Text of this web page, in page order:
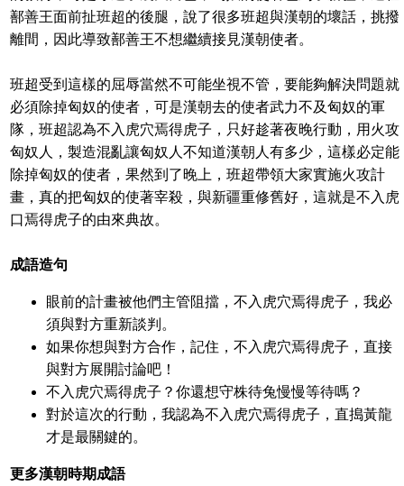
鄯善王面前扯班超的後腿，說了很多班超與漢朝的壞話，挑撥
離間，因此導致鄯善王不想繼續接見漢朝使者。
班超受到這樣的屈辱當然不可能坐視不管，要能夠解決問題就
必須除掉匈奴的使者，可是漢朝去的使者武力不及匈奴的軍
隊，班超認為不入虎穴焉得虎子，只好趁著夜晚行動，用火攻
匈奴人，製造混亂讓匈奴人不知道漢朝人有多少，這樣必定能
除掉匈奴的使者，果然到了晚上，班超帶領大家實施火攻計
畫，真的把匈奴的使著宰殺，與新疆重修舊好，這就是不入虎
口焉得虎子的由來典故。
成語造句
眼前的計畫被他們主管阻擋，不入虎穴焉得虎子，我必
須與對方重新談判。
如果你想與對方合作，記住，不入虎穴焉得虎子，直接
與對方展開討論吧！
不入虎穴焉得虎子？你還想守株待兔慢慢等待嗎？
對於這次的行動，我認為不入虎穴焉得虎子，直搗黃龍
才是最關鍵的。
更多漢朝時期成語